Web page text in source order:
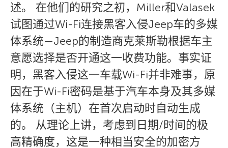
述。 在他们的研究之初，Miller和Valasek
试图通过Wi-Fi连接黑客入侵Jeep车的多媒
体系统—Jeep的制造商克莱斯勒根据车主
意愿选择是否开通这一收费功能。事实证
明，黑客入侵这一车载Wi-Fi并非难事，原
因在于Wi-Fi密码是基于汽车本身及其多媒
体系统（主机）在首次启动时自动生成
的。 从理论上讲，考虑到日期/时间的极
高精确度，这是一种相当安全的加密方